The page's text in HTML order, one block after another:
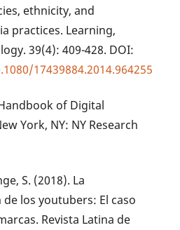
ethnicity, and
practices. Learning,
39(4): 409-428. DOI:
17439884.2014.964255
of Digital
York, NY: NY Research
S. (2018). La
los youtubers: El caso
Revista Latina de